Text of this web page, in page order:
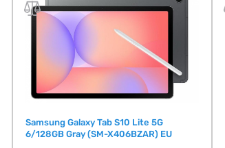
Samsung Galaxy Tab S10 Lite 5G
6/128GB Gray (SM-X406BZAR) EU